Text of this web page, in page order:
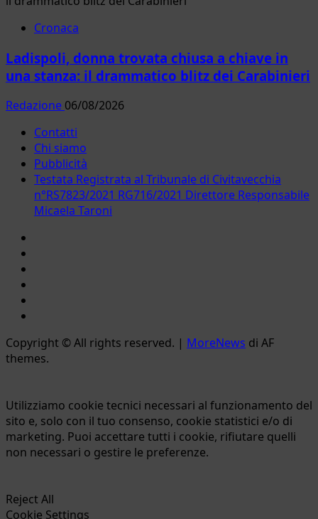
Cronaca
Ladispoli, donna trovata chiusa a chiave in
una stanza: il drammatico blitz dei Carabinieri
Redazione 06/08/2026
Contatti
Chi siamo
Pubblicità
Testata Registrata al Tribunale di Civitavecchia
n°RS7823/2021 RG716/2021 Direttore Responsabile
Micaela Taroni
Naturale
Bracciano-
Copyright © All rights reserved. | MoreNews di AF
themes.
Utilizziamo cookie tecnici necessari al funzionamento del
sito e, solo con il tuo consenso, cookie statistici e/o di
marketing. Puoi accettare tutti i cookie, rifiutare quelli
non necessari o gestire le preferenze.
Reject All
Cookie Settings